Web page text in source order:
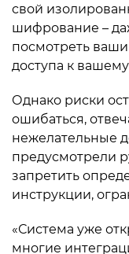
свой
шифрование –
посмотреть
доступа к
Однако риски
ошибаться,
нежелательные
предусмотрели
запретить
инструкции,
«Система уже
многие